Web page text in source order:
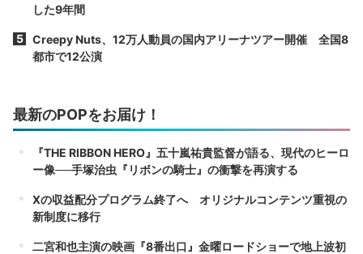
した9年間
Creepy Nuts、12万人動員の国内アリーナツアー開催 全国8
都市で12公演
最新のPOPをお届け！
『THE RIBBON HERO』五十嵐祐貴監督が語る、現代のヒーロ
ー像──手塚治虫『リボンの騎士』の衝撃を再演する
Xの収益配分プログラム終了へ オリジナルコンテンツ重視の
新制度に移行
二宮和也主演の映画『8番出口』金曜ロードショーで地上波初